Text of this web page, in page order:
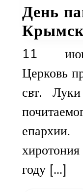
День
11
Церковь
свт.
епархии.
году […]